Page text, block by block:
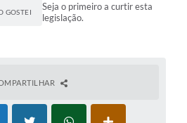
GOSTEI
Seja o primeiro a curtir esta
legislação.